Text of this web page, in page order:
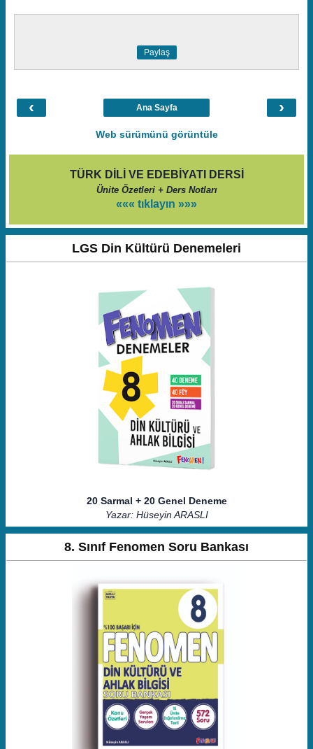
Paylaş
‹ ›
Ana Sayfa
Web sürümünü görüntüle
TÜRK DİLİ VE EDEBİYATI DERSİ
Ünite Özetleri + Ders Notları
««« tıklayın »»»
LGS Din Kültürü Denemeleri
20 Sarmal + 20 Genel Deneme
Yazar: Hüseyin ARASLI
8. Sınıf Fenomen Soru Bankası